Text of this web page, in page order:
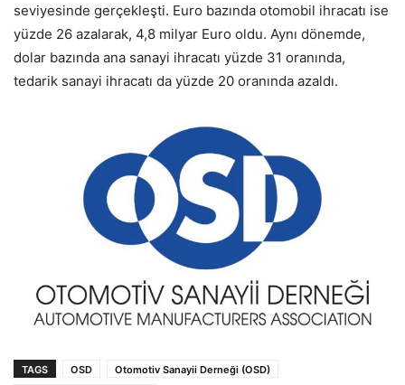
seviyesinde gerçekleşti. Euro bazında otomobil ihracatı ise
yüzde 26 azalarak, 4,8 milyar Euro oldu. Aynı dönemde,
dolar bazında ana sanayi ihracatı yüzde 31 oranında,
tedarik sanayi ihracatı da yüzde 20 oranında azaldı.
TAGS OSD
Otomotiv Sanayii Derneği (OSD)